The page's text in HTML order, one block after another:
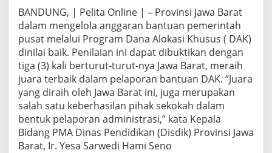
BANDUNG, | Pelita Online | – Provinsi Jawa Barat
dalam mengelola anggaran bantuan pemerintah
pusat melalui Program Dana Alokasi Khusus ( DAK)
dinilai baik. Penilaian ini dapat dibuktikan dengan
tiga (3) kali berturut-turut-nya Jawa Barat, meraih
juara terbaik dalam pelaporan bantuan DAK. “Juara
yang diraih oleh Jawa Barat ini, juga merupakan
salah satu keberhasilan pihak sekokah dalam
bentuk pelaporan administrasi,” kata Kepala
Bidang PMA Dinas Pendidikan (Disdik) Provinsi Jawa
Barat, Ir. Yesa Sarwedi Hami Seno